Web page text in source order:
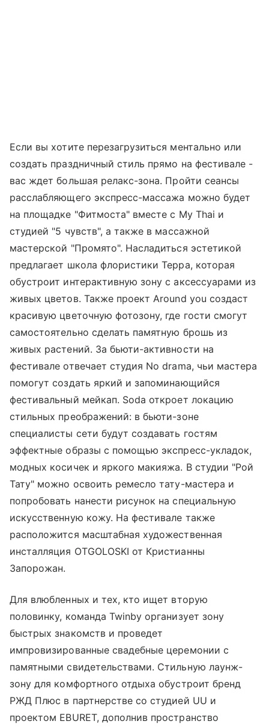
Если вы хотите перезагрузиться ментально или
создать праздничный стиль прямо на фестивале -
вас ждет большая релакс-зона. Пройти сеансы
расслабляющего экспресс-массажа можно будет
на площадке "Фитмоста" вместе с My Thai и
студией "5 чувств", а также в массажной
мастерской "Промято". Насладиться эстетикой
предлагает школа флористики Терра, которая
обустроит интерактивную зону с аксессуарами из
живых цветов. Также проект Around you создаст
красивую цветочную фотозону, где гости смогут
самостоятельно сделать памятную брошь из
живых растений. За бьюти-активности на
фестивале отвечает студия No drama, чьи мастера
помогут создать яркий и запоминающийся
фестивальный мейкап. Soda откроет локацию
стильных преображений: в бьюти-зоне
специалисты сети будут создавать гостям
эффектные образы с помощью экспресс-укладок,
модных косичек и яркого макияжа. В студии "Рой
Тату" можно освоить ремесло тату-мастера и
попробовать нанести рисунок на специальную
искусственную кожу. На фестивале также
расположится масштабная художественная
инсталляция OTGOLOSKI от Кристианны
Запорожан.
Для влюбленных и тех, кто ищет вторую
половинку, команда Twinby организует зону
быстрых знакомств и проведет
импровизированные свадебные церемонии с
памятными свидетельствами. Стильную лаунж-
зону для комфортного отдыха обустроит бренд
РЖД Плюс в партнерстве со студией UU и
проектом EBURET, дополнив пространство